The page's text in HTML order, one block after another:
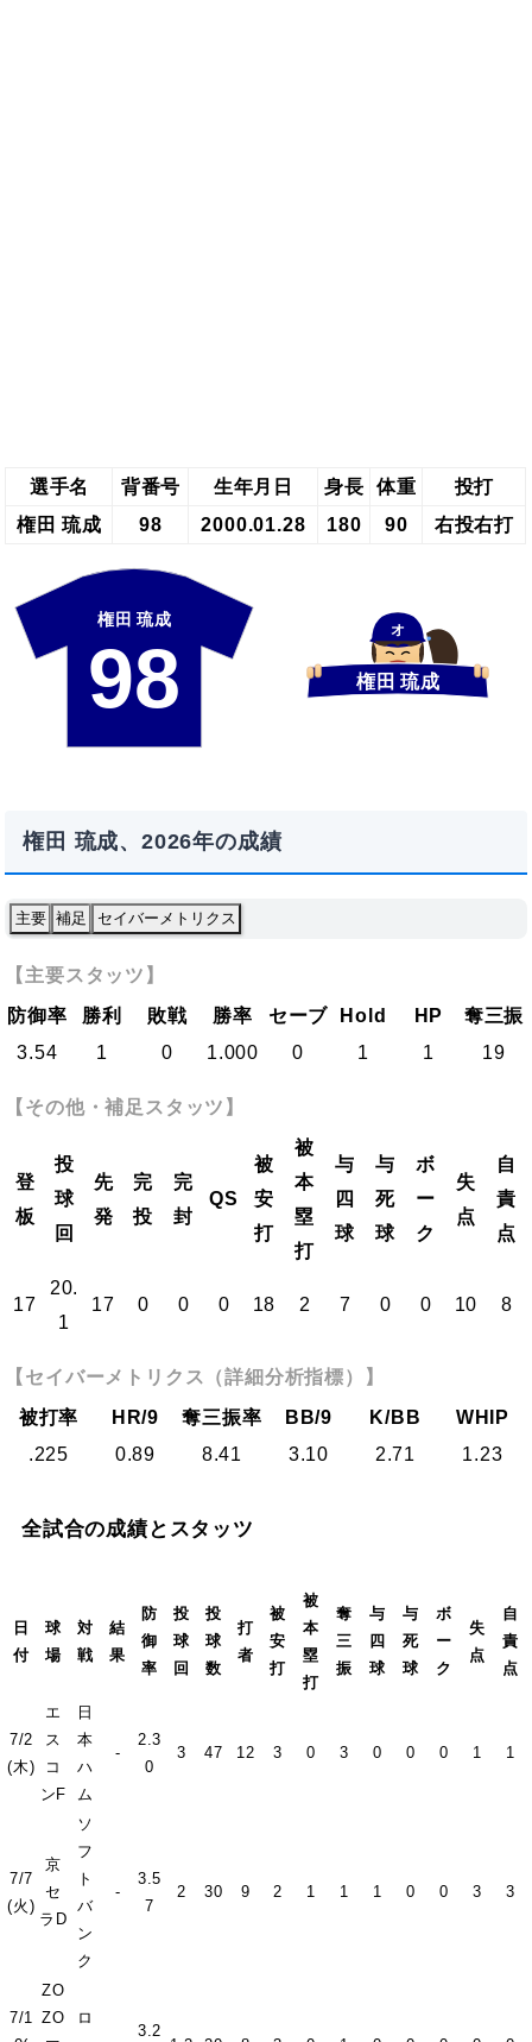
選手名 背番号 生年月日 身長 体重
投打
権田 琉成
98 2000.01.28 180 90 右投右打
権田 琉成
98
オ
権田 琉成
権田 琉成、2026年の成績
主要 補足 セイバーメトリクス
【主要スタッツ】
防御率
勝利 敗戦 勝率 セーブ Hold HP
奪三振
3.54
1 0 1.000 0 1 1 19
【その他・補足スタッツ】
登
板
投
球
回
先
発
完
投
完
封
QS
被
安
打
被
本
塁
打
与
四
球
与
死
球
ボ
ー
ク
失
点
自
責
点
17
20.
1
17 0 0 0 18 2 7 0 0 10 8
【セイバーメトリクス（詳細分析指標）】
被打率
HR/9 奪三振率 BB/9 K/BB
WHIP
.225
0.89 8.41 3.10 2.71 1.23
全試合の成績とスタッツ
日
付
球
場
対
戦
結
果
防
御
率
投
球
回
投
球
数
打
者
被
安
打
被
本
塁
打
奪
三
振
与
四
球
与
死
球
ボ
ー
ク
失
点
自
責
点
7/2
(木)
エ
ス
コ
ンF
日
本
ハ
ム
-
2.3
0
3 47 12 3 0 3 0 0 0 1 1
7/7
(火)
京
セ
ラD
ソ
フ
ト
バ
ン
ク
-
3.5
7
2 30 9 2 1 1 1 0 0 3 3
7/1
ZO
ZO
ロ
3.2